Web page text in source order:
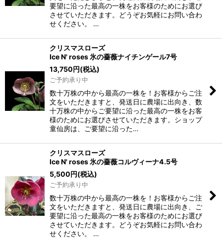
要望に沿った最高の一株をお客様のためにお選び
させていただきます。どうぞお気軽にお問い合わ
せください。 …
クリスマスローズ
Ice N' roses 氷の薔薇ナイチンゲール7号
13,750円(税込)
ご予約承り中
数十万株の中から最高の一株を！お客様からご注
文をいただきますと、発送日に農場に出向き、数
十万株の中からご要望に沿った最高の一株をお客
様のためにお選びさせていただきます。ショップ
童仙房は、ご要望に沿った…
クリスマスローズ
Ice N' roses 氷の薔薇コルヴィーナ4.5号
5,500円(税込)
ご予約承り中
数十万株の中から最高の一株を！お客様からご注
文をいただきますと、発送日に農場に出向き、ご
要望に沿った最高の一株をお客様のためにお選び
させていただきます。どうぞお気軽にお問い合わ
せください。 …